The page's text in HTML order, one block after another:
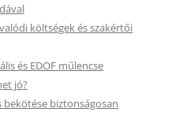
költségek és szakértői
és EDOF műlencse
jó?
biztonságosan